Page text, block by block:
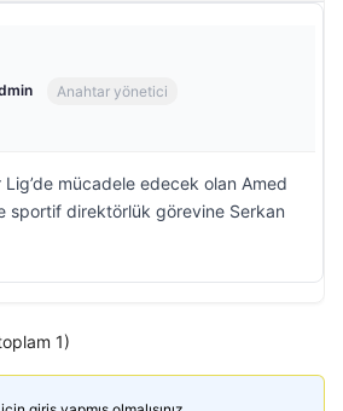
Anahtar yönetici
mücadele edecek olan Amed
sportif direktörlük görevine Serkan
1)